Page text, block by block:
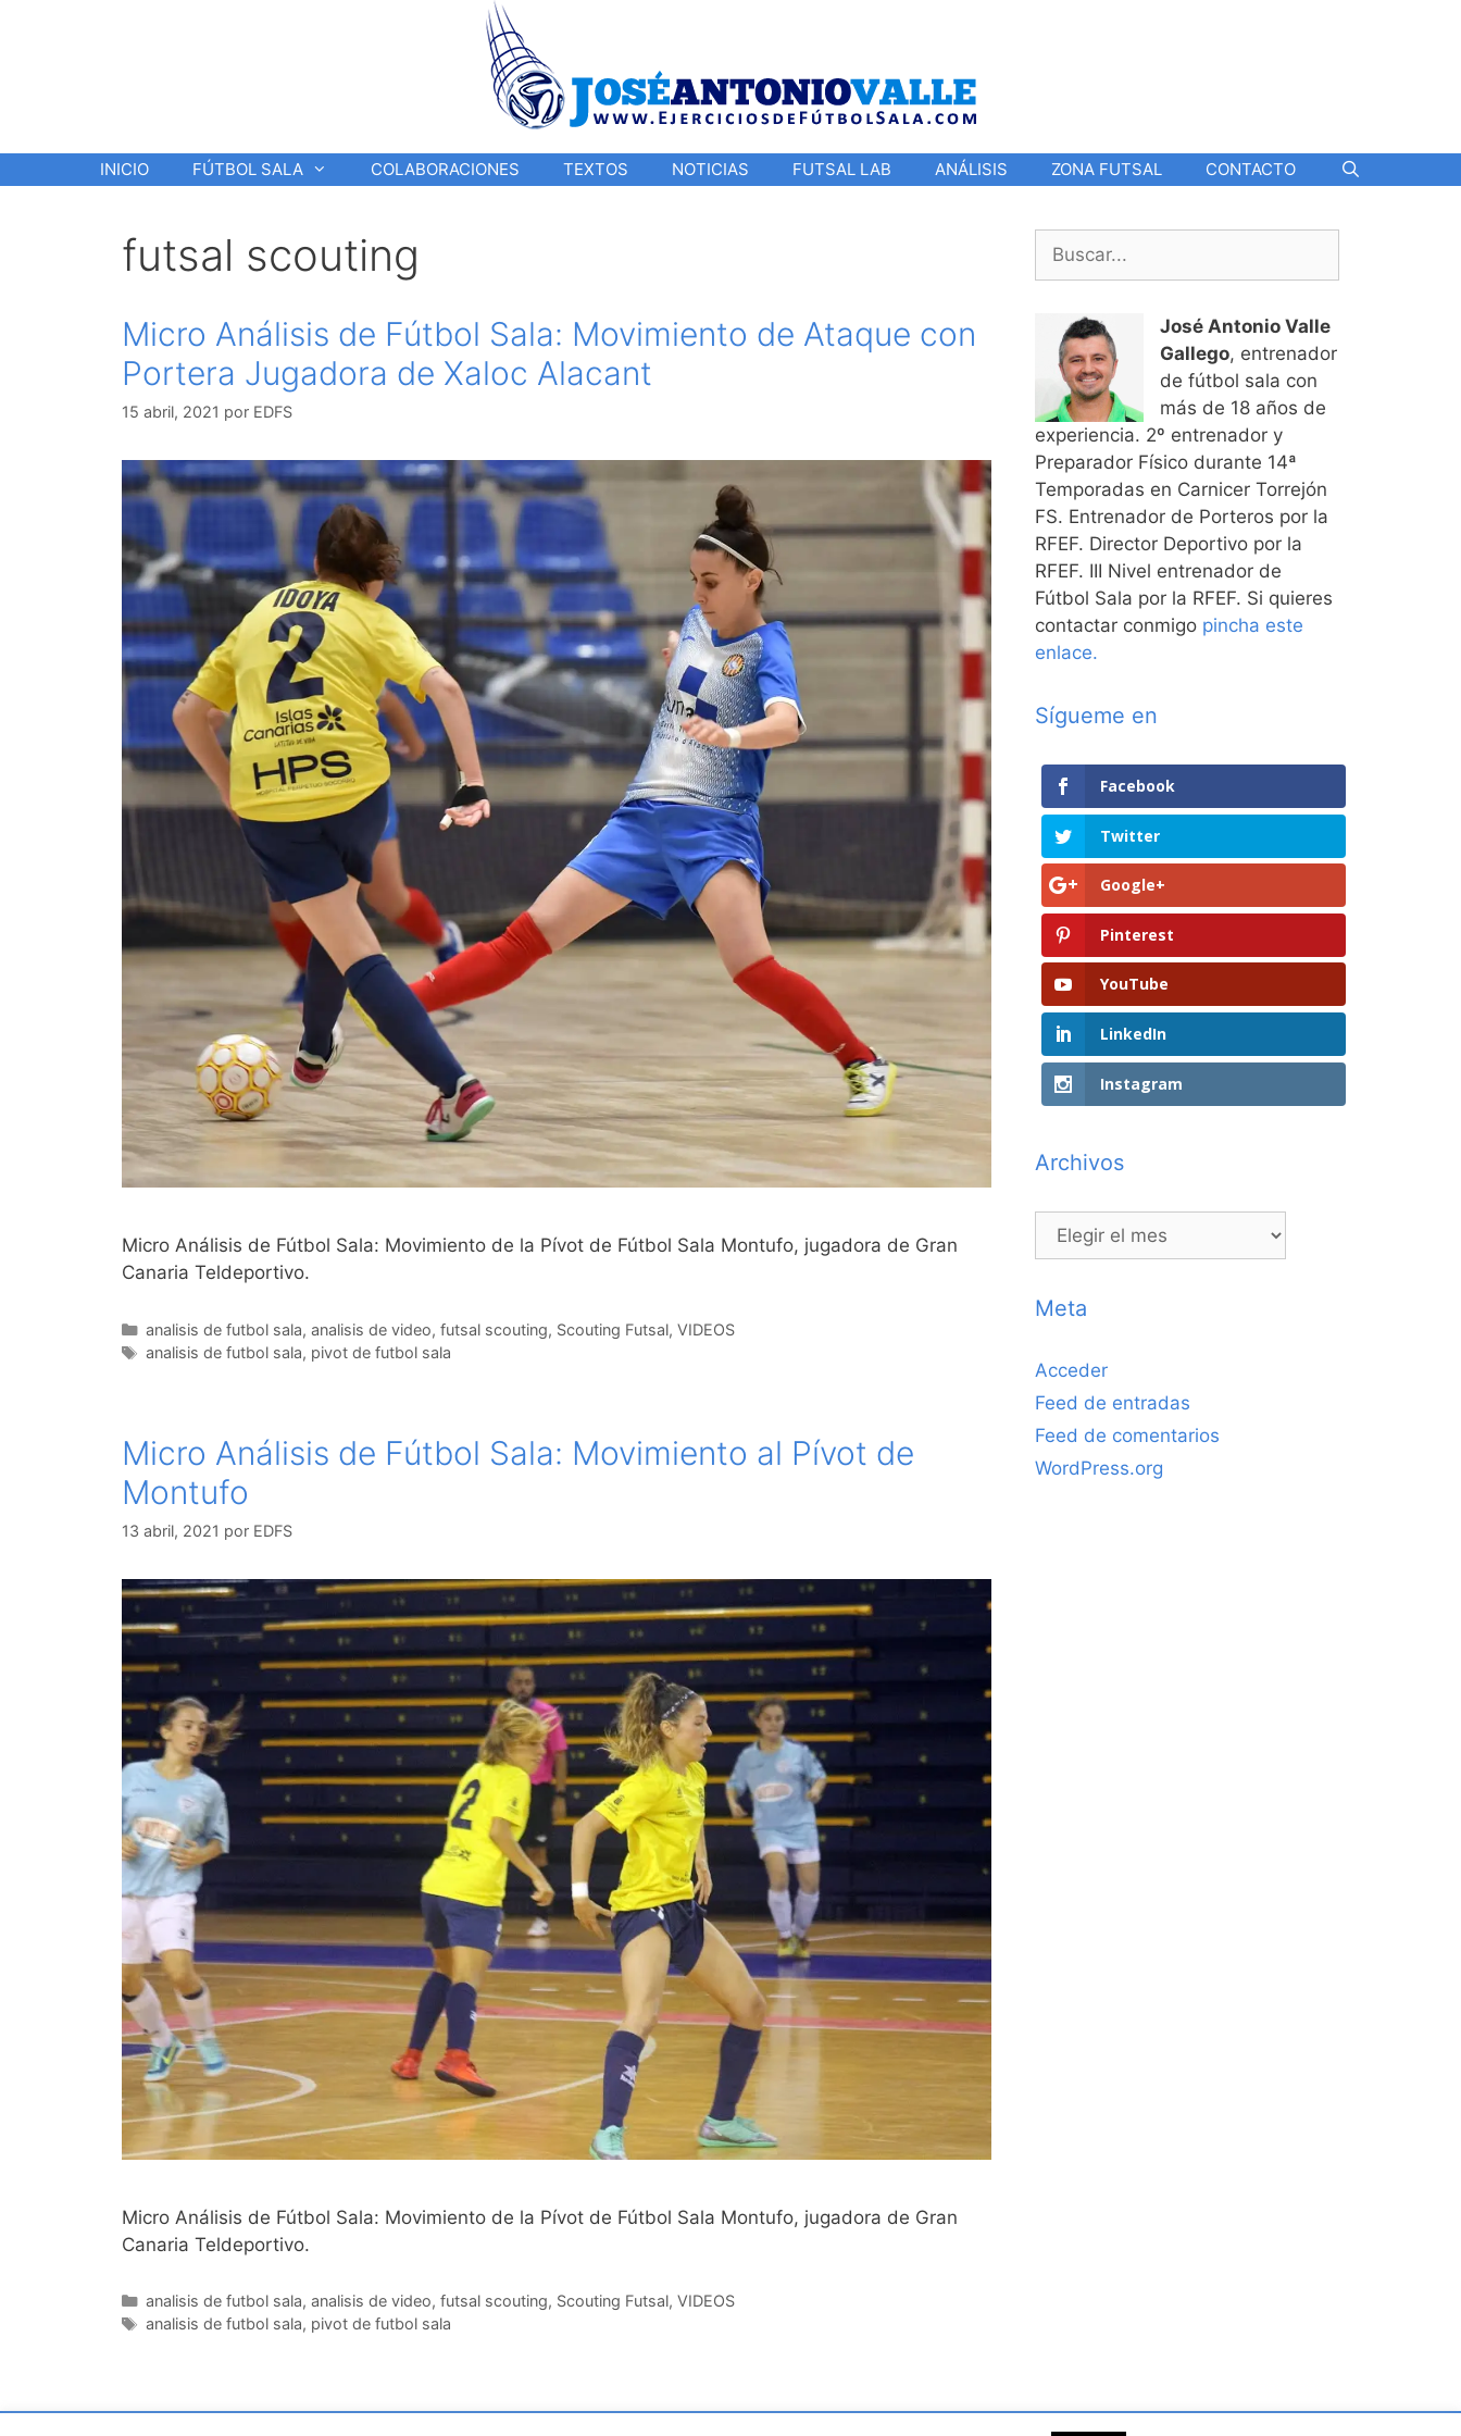
INICIO FÚTBOL SALA COLABORACIONES TEXTOS NOTICIAS FUTSAL LAB ANÁLISIS ZONA FUTSAL CONTACTO
futsal scouting
Micro Análisis de Fútbol Sala: Movimiento de Ataque con
Portera Jugadora de Xaloc Alacant
15 abril, 2021 por EDFS
Micro Análisis de Fútbol Sala: Movimiento de la Pívot de Fútbol Sala Montufo, jugadora de Gran
Canaria Teldeportivo.
Categorías
analisis de futbol sala, analisis de video, futsal scouting, Scouting Futsal, VIDEOS
Etiquetas
analisis de futbol sala, pivot de futbol sala
Micro Análisis de Fútbol Sala: Movimiento al Pívot de
Montufo
13 abril, 2021 por EDFS
Micro Análisis de Fútbol Sala: Movimiento de la Pívot de Fútbol Sala Montufo, jugadora de Gran
Canaria Teldeportivo.
Categorías
analisis de futbol sala, analisis de video, futsal scouting, Scouting Futsal, VIDEOS
Etiquetas
analisis de futbol sala, pivot de futbol sala
Buscar:
José Antonio Valle
Gallego, entrenador
de fútbol sala con
más de 18 años de
experiencia. 2º entrenador y
Preparador Físico durante 14ª
Temporadas en Carnicer Torrejón
FS. Entrenador de Porteros por la
RFEF. Director Deportivo por la
RFEF. III Nivel entrenador de
Fútbol Sala por la RFEF. Si quieres
contactar conmigo pincha este
enlace.
Sígueme en
Facebook
Twitter
Google+
Pinterest
YouTube
LinkedIn
Instagram
Archivos
Archivos
Meta
Acceder
Feed de entradas
Feed de comentarios
WordPress.org